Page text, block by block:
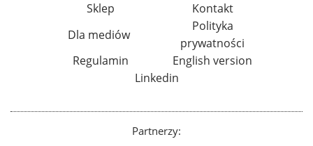
Sklep
Kontakt
Dla mediów
Polityka
prywatności
Regulamin
English version
Linkedin
Partnerzy: